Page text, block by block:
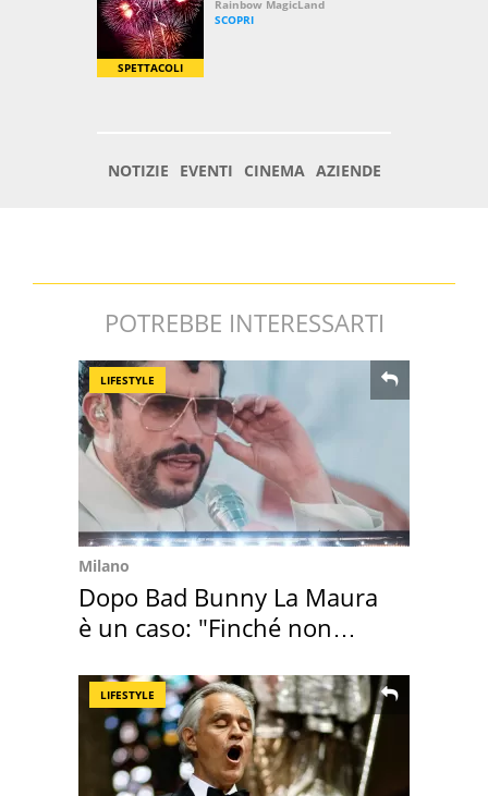
POTREBBE INTERESSARTI
LIFESTYLE
Milano
Dopo Bad Bunny La Maura
è un caso: "Finché non
LIFESTYLE